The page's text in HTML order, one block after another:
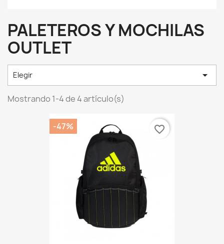
PALETEROS Y MOCHILAS
OUTLET
Elegir 
Mostrando 1-4 de 4 artículo(s)
-47% favorite_border